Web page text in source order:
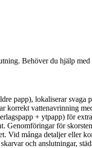
Behöver du hjälp
papp), lokaliserar svaga
korrekt vattenavrinning
+ ytpapp) för
för
många detaljer eller
och anslutningar,